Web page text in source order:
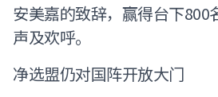
安美嘉的致辞，赢得台下800
声及欢呼。
净选盟仍对国阵开放大门